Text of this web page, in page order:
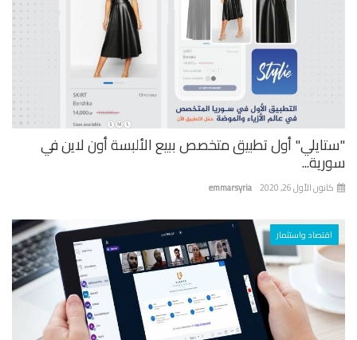
أول تطبيق متخصص ببيع الألبسة أون لاين في
emmarsyria الأول 26, 2020
اقتصاد واستثمار